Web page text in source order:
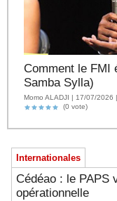
Comment le FMI
Samba Sylla)
Momo ALADJI | 17/07/2026
(0 vote)
Internationales
Cédéao : le PAPS
opérationnelle